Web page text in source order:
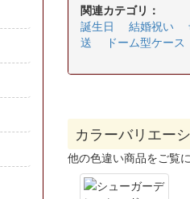
関連カテゴリ：
誕生日
結婚祝い
送
ドーム型ケース
カラーバリエー
他の色違い商品をご覧